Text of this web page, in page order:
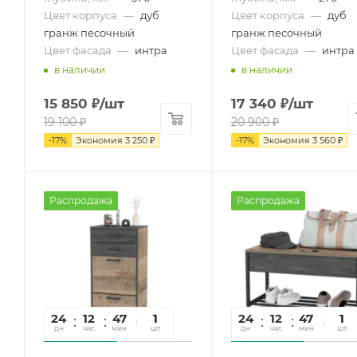
Цвет корпуса — дуб
гранж песочный
Цвет фасада — интра
в наличии
15 850 ₽/шт
19 100₽
-17% Экономия 3 250 ₽
Цвет корпуса — дуб
гранж песочный
Цвет фасада — интра
в наличии
17 340 ₽/шт
20 900₽
-17% Экономия 3 560₽
Распродажа
24
дн
12
час
47
мин
16
сек
1
шт
Распродажа
24
дн
12
час
47
мин
16
сек
1
шт